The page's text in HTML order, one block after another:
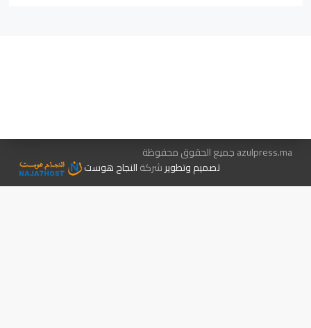
azulpress.ma جميع الحقوق محفوظة
تصميم وتطويرشركةالنجاح هوست